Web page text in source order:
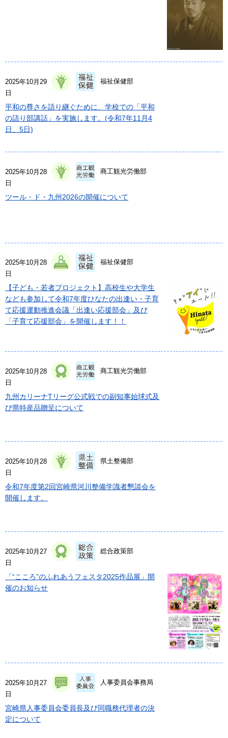
2025年10月29
日
福祉保健部
平和の尊さを語り継ぐために、学校での「平和
の語り部講話」を実施します。(令和7年11月4
日、5日)
2025年10月28
日
商工観光労働部
ツール・ド・九州2026の開催について
2025年10月28
日
福祉保健部
【子ども・若者プロジェクト】高校生や大学生
なども参加して令和7年度ひなたの出逢い・子育
て応援運動推進会議「出逢い応援部会」及び
「子育て応援部会」を開催します！！
2025年10月28
日
商工観光労働部
九州カリーナTリーグ公式戦での副知事始球式及
び県特産品贈呈について
2025年10月28
日
県土整備部
令和7年度第2回宮崎県河川整備学識者懇談会を
開催します。
2025年10月27
日
総合政策部
「“こころ”のふれあうフェスタ2025作品展」開
催のお知らせ
2025年10月27
日
人事委員会事務局
宮崎県人事委員会委員長及び同職務代理者の決
定について